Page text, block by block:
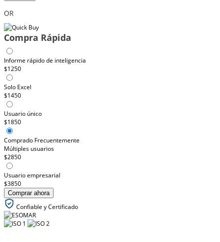
OR
Compra Rápida
Informe rápido de inteligencia
$1250
Solo Excel
$1450
Usuario único
$1850
Comprado Frecuentemente
Múltiples usuarios
$2850
Usuario empresarial
$3850
Comprar ahora
Confiable y Certificado